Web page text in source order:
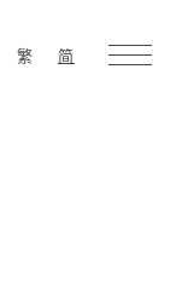
繁 简